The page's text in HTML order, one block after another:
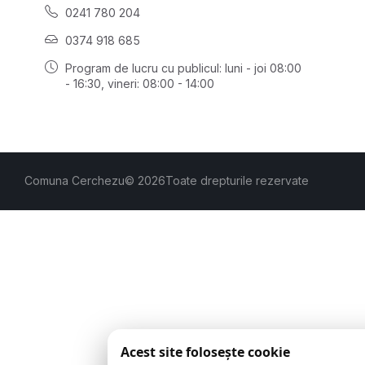
0241 780 204
0374 918 685
Program de lucru cu publicul: luni - joi 08:00
- 16:30 , vineri: 08:00 - 14:00
Comuna Cerchezu© 2026Toate drepturile rezervate
Acest site folosește cookie